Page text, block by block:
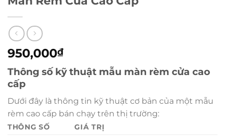
950,000₫
Thông số kỹ thuật mẫu màn rèm cửa cao
cấp
Dưới đây là thông tin kỹ thuật cơ bản của một mẫu
rèm cao cấp bán chạy trên thị trường:
THÔNG SỐ GIÁ TRỊ